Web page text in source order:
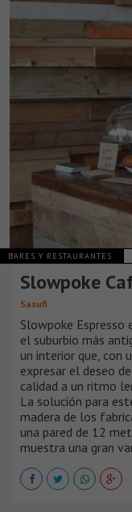
BARES Y RESTAURANTES
Slowpoke
Sasufi
Slowpoke Espresso
el suburbio más
un interior que, con
expresar el deseo
calidad a un ritmo
La solución para
madera de los
una pared de 12
muestra una gran